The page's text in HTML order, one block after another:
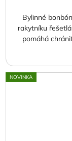
Bylinné
rakytníku
pomáhá
NOVINKA